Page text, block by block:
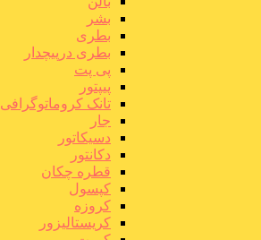
بشر
بطری
بطری درپیچدار
پی پت
پیپتور
تانک کروماتوگرافی
جار
دسیکاتور
دکانتور
قطره چکان
کپسول
کروزه
کریستالیزور